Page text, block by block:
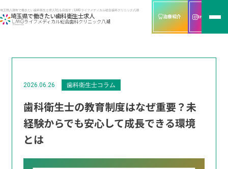
埼玉県八潮市で働きたい歯科衛生士求人1位を目指す｜LMGライフメディカル総合歯科クリニック八潮
埼玉県で働きたい歯科衛生士求人
ライフメディカル総合歯科クリニック八潮
治療紹介 Instagram
2026.06.26 歯科衛生士コラム
歯科衛生士の教育制度はなぜ重要？未
経験からでも安心して成長できる環境
とは